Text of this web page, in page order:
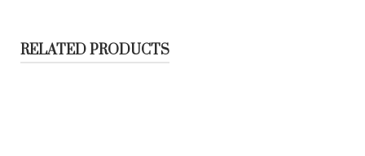
RELATED PRODUCTS